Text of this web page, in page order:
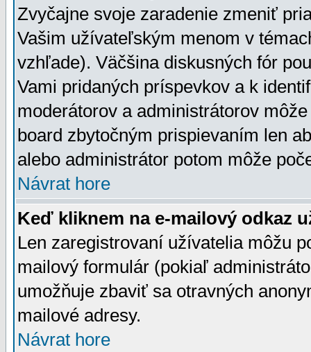
Zvyčajne svoje zaradenie zmeniť
Vašim užívateľským menom v
vzhľade). Väčšina diskusných fór
Vami pridaných príspevkov a k
moderátorov a administrátorov
board zbytočným prispievaním len
alebo administrátor potom môže
Návrat hore
Keď kliknem na e-mailový odkaz
Len zaregistrovaní užívatelia môžu
mailový formulár (pokiaľ
umožňuje zbaviť sa otravných
mailové adresy.
Návrat hore